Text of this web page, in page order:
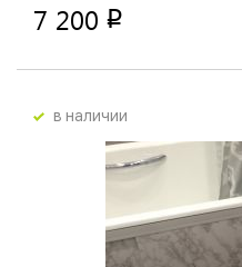
7 200 p
в наличии